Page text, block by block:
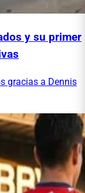
y su primer
gracias a Dennis